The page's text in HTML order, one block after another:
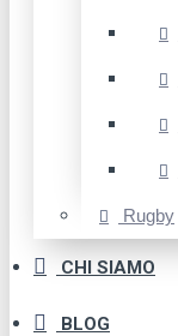
Rugby
CHI SIAMO
BLOG